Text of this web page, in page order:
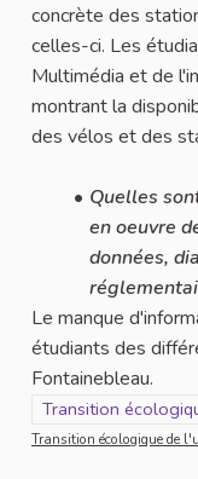
concrète des
celles-ci. Les
Multimédia et de
montrant la
des vélos et des
Quelles
en oeuvre
données,
Le manque
étudiants des
Fontainebleau.
Filter results for
Transition
Transition écologique de